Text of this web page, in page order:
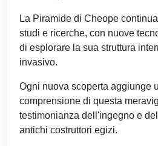
La Piramide di Cheope
studi e ricerche, con nuove
di esplorare la sua struttura
invasivo.
Ogni nuova scoperta aggiunge
comprensione di questa
testimonianza dell'ingegno e
antichi costruttori egizi.